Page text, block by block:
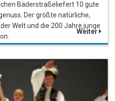
Bäderstraßeliefert 10 gute
Der größte natürliche,
Welt und die 200 Jahre junge
Weiter